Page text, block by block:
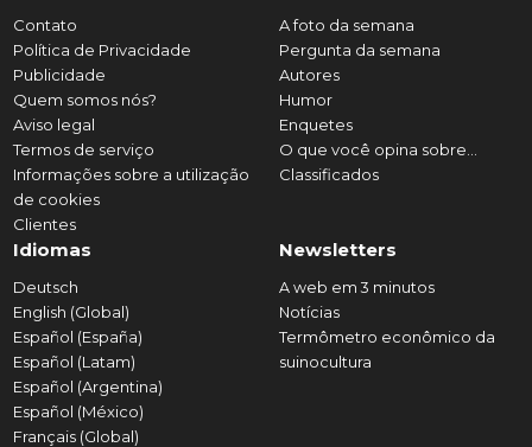
Contato
Política de Privacidade
Publicidade
Quem somos nós?
Aviso legal
Termos de serviço
Informações sobre a utilização
de cookies
Clientes
A foto da semana
Pergunta da semana
Autores
Humor
Enquetes
O que você opina sobre...
Classificados
Idiomas
Deutsch
English (Global)
Español (España)
Español (Latam)
Español (Argentina)
Español (México)
Français (Global)
Newsletters
A web em 3 minutos
Notícias
Termômetro econômico da
suinocultura